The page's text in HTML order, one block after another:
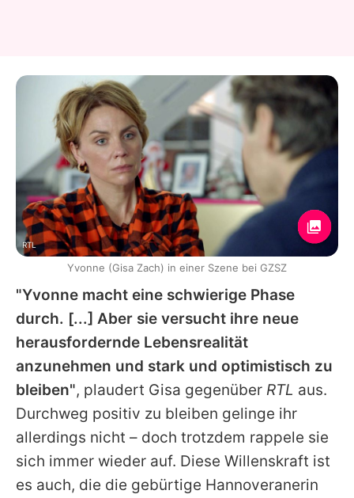
"Yvonne macht eine schwierige Phase
durch. [...] Aber sie versucht ihre neue
herausfordernde Lebensrealität
anzunehmen und stark und optimistisch zu
bleiben", plaudert Gisa gegenüber RTL aus.
Durchweg positiv zu bleiben gelinge ihr
allerdings nicht – doch trotzdem rappele sie
sich immer wieder auf. Diese Willenskraft ist
es auch, die die gebürtige Hannoveranerin
RTL
Yvonne (Gisa Zach) in einer Szene bei GZSZ